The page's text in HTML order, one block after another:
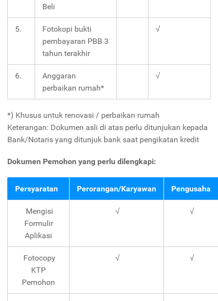
Beli
5.
Fotokopi bukti
pembayaran PBB 3
tahun terakhir
√
6.
Anggaran
perbaikan rumah*
√
*) Khusus untuk renovasi / perbaikan rumah
Keterangan: Dokumen asli di atas perlu ditunjukan kepada
Bank/Notaris yang ditunjuk bank saat pengikatan kredit
Dokumen Pemohon yang perlu dilengkapi:
Persyaratan Perorangan/Karyawan Pengusaha
Mengisi
Formulir
Aplikasi
√ √
Fotocopy
KTP
Pemohon
√ √